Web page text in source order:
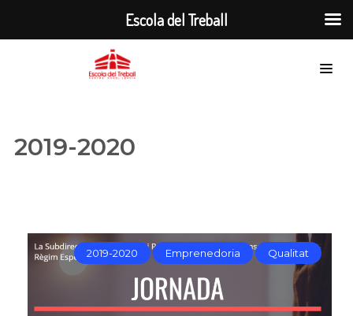
2019-2020
2019-2020 Emprenedoria Qualitat
Escola del Treball